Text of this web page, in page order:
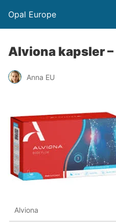
Opal Europe
Alviona kapsler –
Anna EU
Alviona